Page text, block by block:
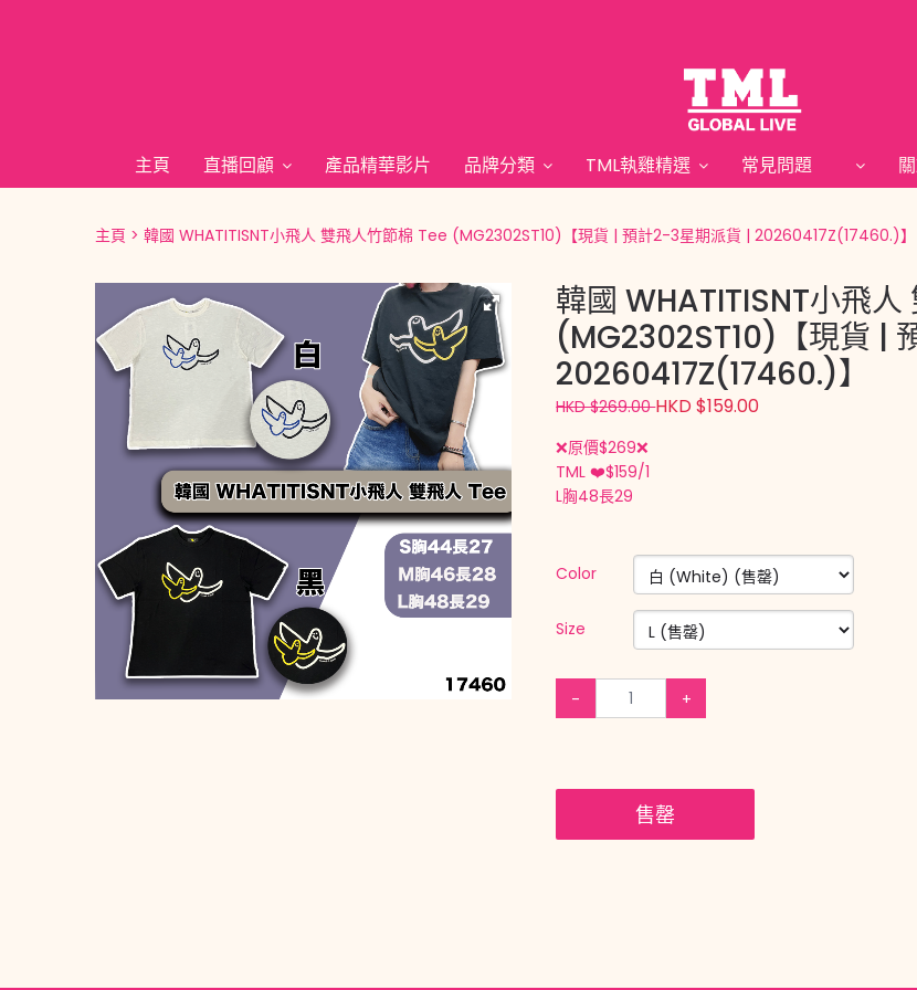
主頁 直播回顧 產品精華影片 品牌分類 TML執雞精選 常見問題
主頁 韓國 WHATITISNT小飛人 雙飛人竹節棉 Tee (MG2302ST10)【現貨 | 預計2-3星期派貨 | 20260417Z(17460.)】
韓國 WHATITISNT小飛
(MG2302ST10)【現貨 |
20260417Z(17460.)】
HKD $269.00HKD $159.00
❌原價$269❌
TML ❤️$159/1
L胸48長29
Color
Size
- +
售罄